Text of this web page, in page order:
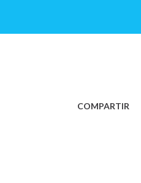
COMPARTIR